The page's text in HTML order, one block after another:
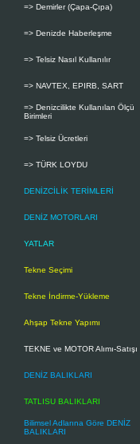
=> Demirler (Çapa-Çıpa)
=> Denizde Haberleşme
=> Telsiz Nasıl Kullanılır
=> NAVTEX, EPIRB, SART
=> Denizcilikte Kullanılan Ölçü
Birimleri
=> Telsiz Ücretleri
=> TÜRK LOYDU
DENİZCİLİK TERİMLERİ
DENİZ MOTORLARI
YATLAR
Tekne Seçimi
Tekne İndirme-Yükleme
Ahşap Tekne Yapımı
TEKNE ve MOTOR Alımı-Satışı
DENİZ BALIKLARI
TATLISU BALIKLARI
Bilimsel Adlarına Göre DENİZ
BALIKLARI